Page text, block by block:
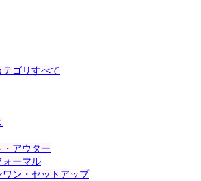
テゴリすべて
・アウター
ォーマル
ワン・セットアップ